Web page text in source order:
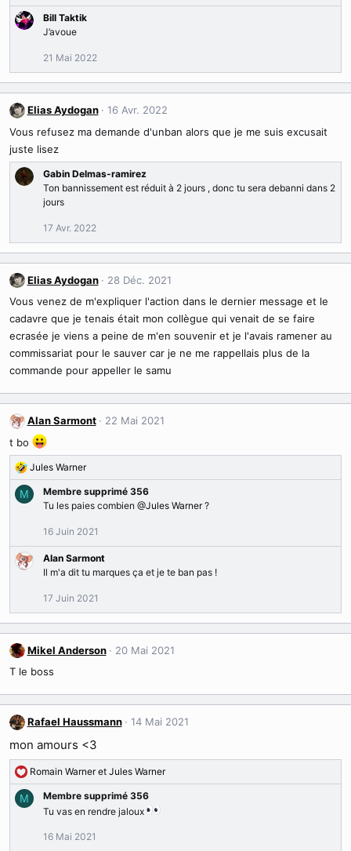
é
a
t
i
o
s
Bill Taktik
J’avoue
21 Mai 2022
Elias Aydogan
16 Avr. 2022
Vous refusez ma demande d'unban alors que je me suis excusait
juste lisez
Gabin Delmas-ramirez
Ton bannissement est réduit à 2 jours , donc tu sera debanni dans 2
jours
17 Avr. 2022
Elias Aydogan
28 Déc. 2021
Vous venez de m'expliquer l'action dans le dernier message et le
cadavre que je tenais était mon collègue qui venait de se faire
ecrasée je viens a peine de m'en souvenir et je l'avais ramener au
commissariat pour le sauver car je ne me rappellais plus de la
commande pour appeller le samu
Alan Sarmont
22 Mai 2021
t bo
R
é
a
i
o
n
Jules Warner
M
Membre supprimé 356
Tu les paies combien @Jules Warner?
16 Juin 2021
Alan Sarmont
Il m'a dit tu marques ça et je te ban pas !
17 Juin 2021
Mikel Anderson
20 Mai 2021
T le boss
Rafael Haussmann 14 Mai 2021
mon amours <3
R
é
a
Romain Warneret Jules Warner
M
Membre supprimé 356
Tu vas en rendre jaloux
16 Mai 2021